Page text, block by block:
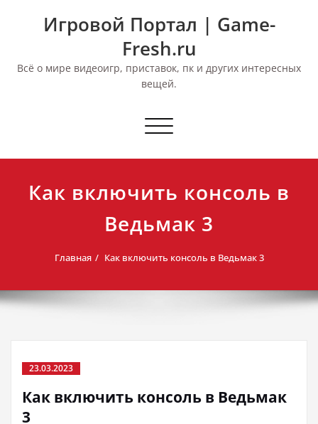
Игровой Портал | Game-
Fresh.ru
Всё о мире видеоигр, приставок, пк и других интересных
вещей.
Переключить
Как включить консоль в
Ведьмак 3
Главная Как включить консоль в Ведьмак 3
23.03.2023
Как включить консоль в Ведьмак
3